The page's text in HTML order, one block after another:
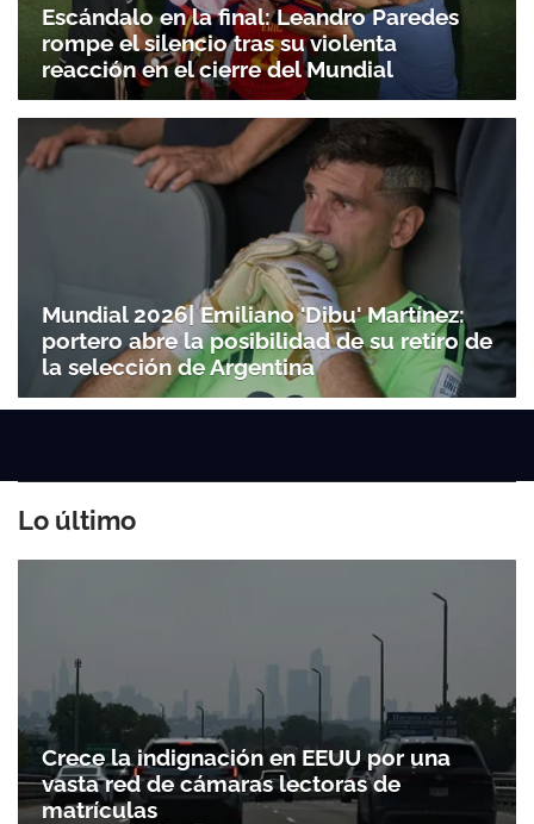
Escándalo en la final: Leandro Paredes
rompe el silencio tras su violenta
reacción en el cierre del Mundial
Mundial 2026| Emiliano 'Dibu' Martínez:
portero abre la posibilidad de su retiro de
la selección de Argentina
Lo último
Crece la indignación en EEUU por una
vasta red de cámaras lectoras de
matrículas